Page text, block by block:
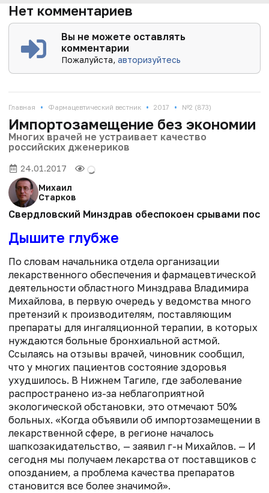
Нет комментариев
Вы не можете оставлять
комментарии
Пожалуйста,авторизуйтесь
Главная • Фармацевтический вестник • 2017 • №2 (873)
Импортозамещение без экономии
Многих врачей не устраивает качество
российских дженериков
24.01.2017
Михаил
Старков
Свердловский Минздрав обеспокоен срывами
Дышите глубже
По словам начальника отдела организации
лекарственного обеспечения и фармацевтической
деятельности областного Минздрава Владимира
Михайлова, в первую очередь у ведомства много
претензий к производителям, поставляющим
препараты для ингаляционной терапии, в которых
нуждаются больные бронхиальной астмой.
Ссылаясь на отзывы врачей, чиновник сообщил,
что у многих пациентов состояние здоровья
ухудшилось. В Нижнем Тагиле, где заболевание
распространено из-за неблагоприятной
экологической обстановки, это отмечают 50%
больных. «Когда объявили об импортозамещении в
лекарственной сфере, в регионе началось
шапкозакидательство, — заявил г-н Михайлов. — И
сегодня мы получаем лекарства от поставщиков с
опозданием, а проблема качества препаратов
становится все более значимой».